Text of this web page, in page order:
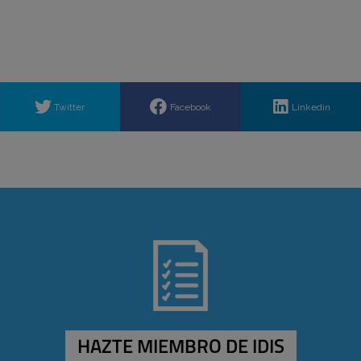
Twitter Facebook Linkedin
HAZTE MIEMBRO DE IDIS